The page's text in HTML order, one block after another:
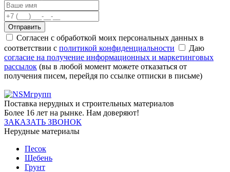
Отправить
Согласен с обработкой моих персональных данных в
соответствии с политикой конфиденциальности
Даю
согласие на получение информационных и маркетинговых
рассылок (вы в любой момент можете отказаться от
получения писем, перейдя по ссылке отписки в письме)
Поставка нерудных и строительных материалов
Более 16 лет на рынке. Нам доверяют!
ЗАКАЗАТЬ ЗВОНОК
Нерудные материалы
Песок
Щебень
Грунт